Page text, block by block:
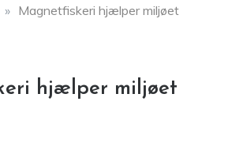
» Magnetfiskeri hjælper miljøet
hjælper miljøet